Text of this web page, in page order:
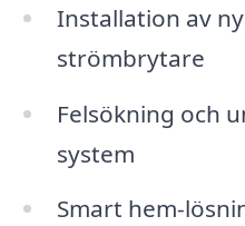
Installation av
strömbrytare
Felsökning och
system
Smart hem-